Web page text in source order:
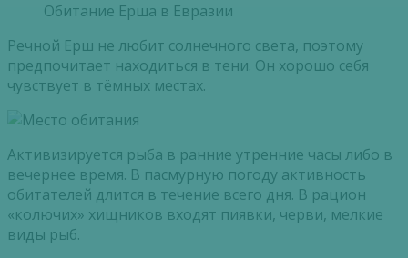
Обитание Ерша в Евразии
Речной Ерш не любит солнечного света, поэтому
предпочитает находиться в тени. Он хорошо себя
чувствует в тёмных местах.
Активизируется рыба в ранние утренние часы либо в
вечернее время. В пасмурную погоду активность
обитателей длится в течение всего дня. В рацион
«колючих» хищников входят пиявки, черви, мелкие
виды рыб.